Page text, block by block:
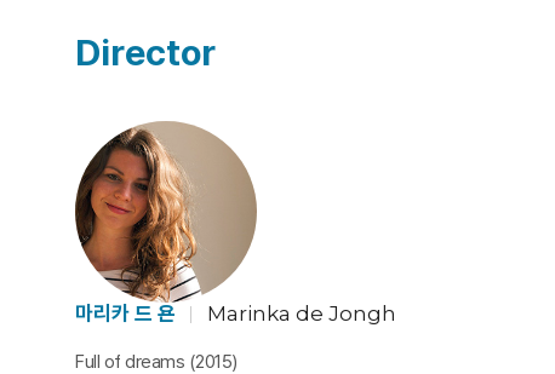
Director
마리카 드 욘 Marinka de Jongh
Full of dreams (2015)